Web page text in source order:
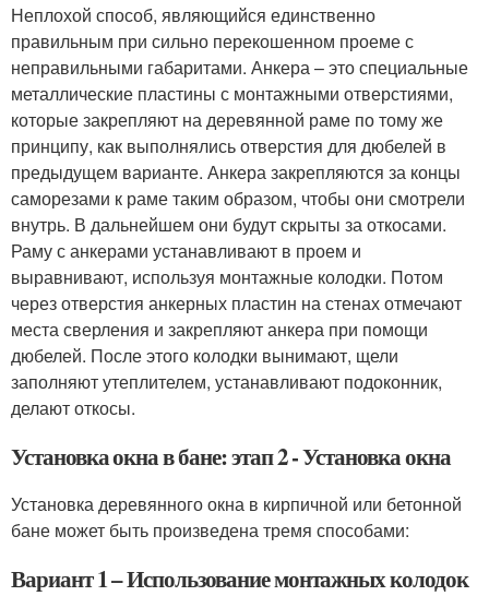
Неплохой способ, являющийся единственно
правильным при сильно перекошенном проеме с
неправильными габаритами. Анкера – это специальные
металлические пластины с монтажными отверстиями,
которые закрепляют на деревянной раме по тому же
принципу, как выполнялись отверстия для дюбелей в
предыдущем варианте. Анкера закрепляются за концы
саморезами к раме таким образом, чтобы они смотрели
внутрь. В дальнейшем они будут скрыты за откосами.
Раму с анкерами устанавливают в проем и
выравнивают, используя монтажные колодки. Потом
через отверстия анкерных пластин на стенах отмечают
места сверления и закрепляют анкера при помощи
дюбелей. После этого колодки вынимают, щели
заполняют утеплителем, устанавливают подоконник,
делают откосы.
Установка окна в бане: этап 2 - Установка окна
Установка деревянного окна в кирпичной или бетонной
бане может быть произведена тремя способами:
Вариант 1 – Использование монтажных колодок